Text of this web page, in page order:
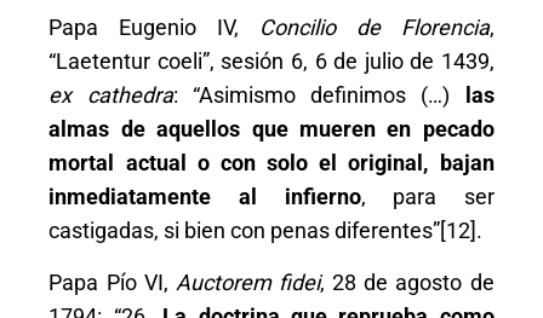
Papa Eugenio IV, Concilio de Florencia,
“Laetentur coeli”, sesión 6, 6 de julio de 1439,
ex cathedra: “Asimismo definimos (…) las
almas de aquellos que mueren en pecado
mortal actual o con solo el original, bajan
inmediatamente al infierno, para ser
castigadas, si bien con penas diferentes”[12].
Papa Pío VI, Auctorem fidei, 28 de agosto de